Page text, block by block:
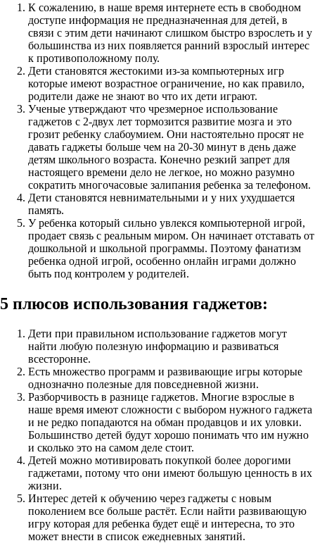
К сожалению, в наше время интернете есть в свободном
доступе информация не предназначенная для детей, в
связи с этим дети начинают слишком быстро взрослеть и у
большинства из них появляется ранний взрослый интерес
к противоположному полу.
Дети становятся жестокими из-за компьютерных игр
которые имеют возрастное ограничение, но как правило,
родители даже не знают во что их дети играют.
Ученые утверждают что чрезмерное использование
гаджетов с 2-двух лет тормозится развитие мозга и это
грозит ребенку слабоумием. Они настоятельно просят не
давать гаджеты больше чем на 20-30 минут в день даже
детям школьного возраста. Конечно резкий запрет для
настоящего времени дело не легкое, но можно разумно
сократить многочасовые залипания ребенка за телефоном.
Дети становятся невнимательными и у них ухудшается
память.
У ребенка который сильно увлекся компьютерной игрой,
продает связь с реальным миром. Он начинает отставать от
дошкольной и школьной программы. Поэтому фанатизм
ребенка одной игрой, особенно онлайн играми должно
быть под контролем у родителей.
5 плюсов использования гаджетов:
Дети при правильном использование гаджетов могут
найти любую полезную информацию и развиваться
всесторонне.
Есть множество программ и развивающие игры которые
однозначно полезные для повседневной жизни.
Разборчивость в разнице гаджетов. Многие взрослые в
наше время имеют сложности с выбором нужного гаджета
и не редко попадаются на обман продавцов и их уловки.
Большинство детей будут хорошо понимать что им нужно
и сколько это на самом деле стоит.
Детей можно мотивировать покупкой более дорогими
гаджетами, потому что они имеют большую ценность в их
жизни.
Интерес детей к обучению через гаджеты с новым
поколением все больше растёт. Если найти развивающую
игру которая для ребенка будет ещё и интересна, то это
может внести в список ежедневных занятий.